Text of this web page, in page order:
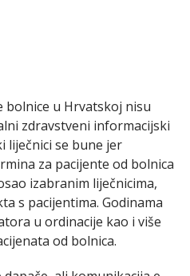
bolnice u Hrvatskoj nisu
zdravstveni informacijski
liječnici se bune jer
za pacijente od bolnica
izabranim liječnicima,
s pacijentima. Godinama
u ordinacije kao i više
od bolnica.